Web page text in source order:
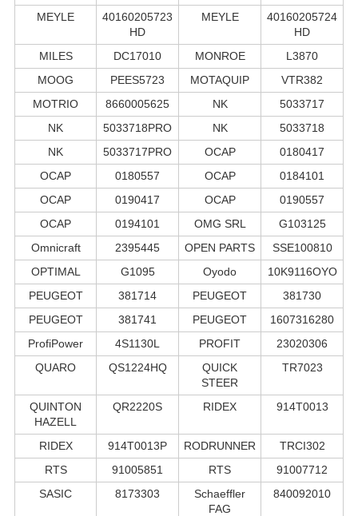
MEYLE
40160205723
HD
MEYLE
40160205724
HD
MILES
DC17010 MONROE
L3870
MOOG
PEES5723 MOTAQUIP
VTR382
MOTRIO
8660005625 NK
5033717
NK
5033718PRO NK
5033718
NK
5033717PRO OCAP
0180417
OCAP
0180557 OCAP
0184101
OCAP
0190417 OCAP
0190557
OCAP
0194101 OMG SRL
G103125
Omnicraft
2395445 OPEN PARTS
SSE100810
OPTIMAL
G1095 Oyodo
10K9116OYO
PEUGEOT
381714 PEUGEOT
381730
PEUGEOT
381741 PEUGEOT
1607316280
ProfiPower
4S1130L PROFIT
23020306
QUARO
QS1224HQ
QUICK
STEER
TR7023
QUINTON
HAZELL
QR2220S RIDEX 914T0013
RIDEX 914T0013P RODRUNNER
TRCI302
RTS
91005851 RTS
91007712
SASIC
8173303
Schaeffler
FAG
840092010